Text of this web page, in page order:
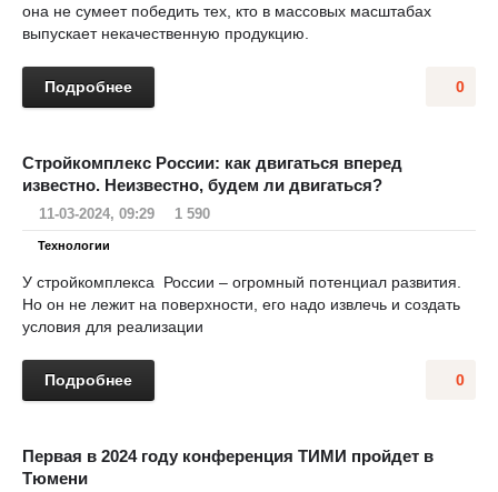
она не сумеет победить тех, кто в массовых масштабах
выпускает некачественную продукцию.
0
Подробнее
Стройкомплекс России: как двигаться вперед
известно. Неизвестно, будем ли двигаться?
11-03-2024, 09:29 1 590
Технологии
У стройкомплекса России – огромный потенциал развития.
Но он не лежит на поверхности, его надо извлечь и создать
условия для реализации
0
Подробнее
Первая в 2024 году конференция ТИМИ пройдет в
Тюмени